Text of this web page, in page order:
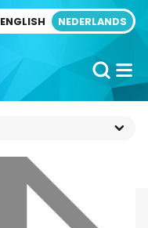
ENGLISH NEDERLANDS